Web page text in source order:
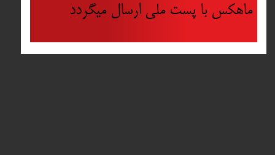
ماهکس با پست ملی ارسال میگردد